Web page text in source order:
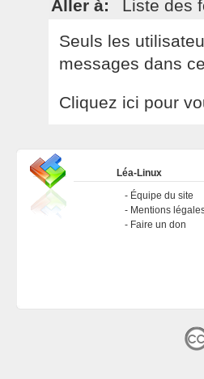
Aller à: Liste des
Seuls les
messages dans
Cliquez ici pour
Léa-Linux
Équipe du site
Mentions
Faire un don